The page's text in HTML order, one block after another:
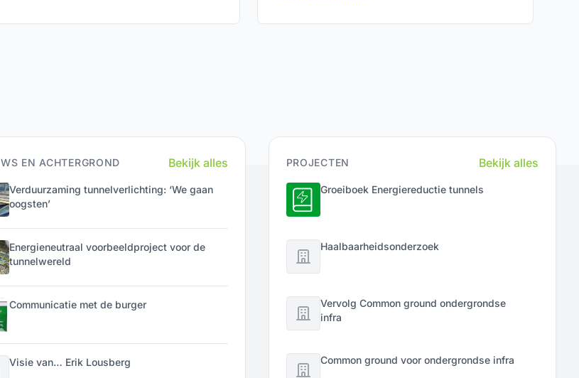
op deze pagina.
ondergrond. Verder ondersteunt Bodem+
EN ACHTERGROND Bekijk alles
Verduurzaming tunnelverlichting: ‘We gaan
oogsten’
Energieneutraal voorbeeldproject voor de
tunnelwereld
Communicatie met de burger
Visie van… Erik Lousberg
PROJECTEN Bekijk alles
Groeiboek Energiereductie tunnels
Haalbaarheidsonderzoek
Vervolg Common ground ondergrondse
infra
Common ground voor ondergrondse infra